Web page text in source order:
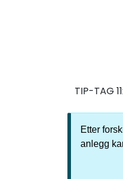
TIP-TAG
Etter
anlegg